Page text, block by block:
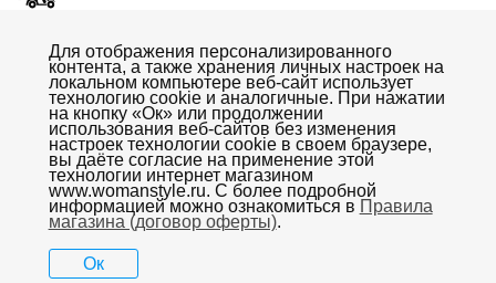
Для отображения персонализированного
контента, а также хранения личных настроек на
локальном компьютере веб-сайт использует
технологию cookie и аналогичные. При нажатии
на кнопку «Oк» или продолжении
использования веб-сайтов без изменения
настроек технологии cookie в своем браузере,
вы даёте согласие на применение этой
технологии интернет магазином
www.womanstyle.ru. С более подробной
информацией можно ознакомиться в Правила
магазина (договор оферты).
Ок
Колготки Нижнее белье mia Mia
Платки, шарфы
Бижутерия
Купальники Эротическое белье
Доставка - Оплата Правила магазина (договор оферты)
Размеры
Проверка совместимости браузера